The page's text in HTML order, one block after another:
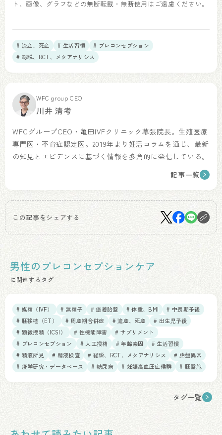
ト、画像、グラフなどの無断転載・無断使用はご遠慮ください。
# 流産、死産 # 生活習慣
# プレコンセプション
# 総説、RCT、メタアナリシス
WFC group CEO
川井 清考
WFCグループCEO・亀田IVFクリニック幕張院長。生殖医療
専門医・不育症認定医。2019年より妊活コラムを通じ、最新
の知見とエビデンスに基づく情報を多角的に発信している。
記事一覧
この記事をシェアする
男性のプレコンセプションケア
に関連するタグ
# 媒精（IVF） # 無精子 # 癒着胎盤 # 体重、BMI
# 中長期予後
# 胚移植（ET）
# 周産期合併症 # 流産、死産
# 出生児予後
# 顕微授精（ICSI）
# 性機能障害
# サプリメント
# プレコンセプション
# 人工授精 # 年齢素因
# 生活習慣
# 精液所見
# 精液検査 # 総説、RCT、メタアナリシス
# 胎盤異常
# 疫学研究・データベース
# 糖尿病 # 妊娠高血圧症候群 # 胚盤胞
タグ一覧